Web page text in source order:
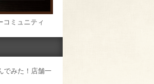
コミュニティ
でみた！店舗一